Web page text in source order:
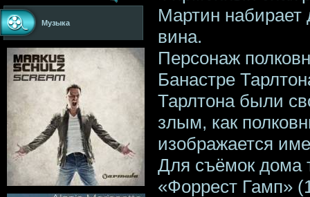
Музыка
Мартин набирает
вина.
Персонаж
Банастре
Тарлтона были
злым, как
изображается
Для съёмок дома
«Форрест Гамп»